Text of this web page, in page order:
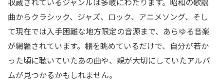
曲からクラシック、ジャズ、ロック、アニメソング、そし
て現在では入手困難な地方限定の音源まで、あらゆる音楽
が網羅されています。棚を眺めているだけで、自分が若か
った頃に聴いていたあの曲や、親が大切にしていたアルバ
ムが見つかるかもしれません。